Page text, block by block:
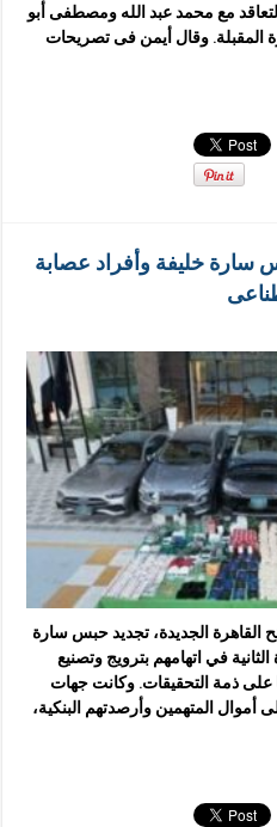
مع محمد عبد الله ومصطفى أبو
المقبلة. وقال أيمن فى تصريحات
خليفة وأفراد عصابة
الجديدة، تجديد حبس سارة
في اتهامهم بترويج وتصنيع
في القاهرة، 15 يوما على ذمة التحقيقات. وكانت جهات
المتهمين وأرصدتهم البنكية،